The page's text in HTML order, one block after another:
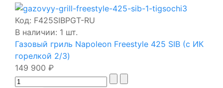
Код: F425SIBPGT-RU
В наличии: 1 шт.
Газовый гриль Napoleon Freestyle 425 SIB (с ИК
горелкой 2/3)
149 900 ₽